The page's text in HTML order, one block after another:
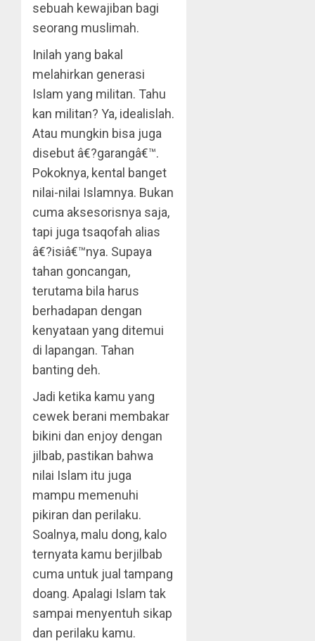
sebuah kewajiban bagi
seorang muslimah.
Inilah yang bakal
melahirkan generasi
Islam yang militan. Tahu
kan militan? Ya, idealislah.
Atau mungkin bisa juga
disebut â€?garangâ€™.
Pokoknya, kental banget
nilai-nilai Islamnya. Bukan
cuma aksesorisnya saja,
tapi juga tsaqofah alias
â€?isiâ€™nya. Supaya
tahan goncangan,
terutama bila harus
berhadapan dengan
kenyataan yang ditemui
di lapangan. Tahan
banting deh.
Jadi ketika kamu yang
cewek berani membakar
bikini dan enjoy dengan
jilbab, pastikan bahwa
nilai Islam itu juga
mampu memenuhi
pikiran dan perilaku.
Soalnya, malu dong, kalo
ternyata kamu berjilbab
cuma untuk jual tampang
doang. Apalagi Islam tak
sampai menyentuh sikap
dan perilaku kamu.